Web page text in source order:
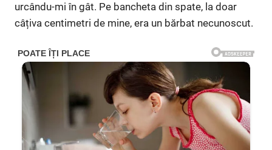
urcându-mi în gât. Pe bancheta din spate, la doar
câțiva centimetri de mine, era un bărbat necunoscut.